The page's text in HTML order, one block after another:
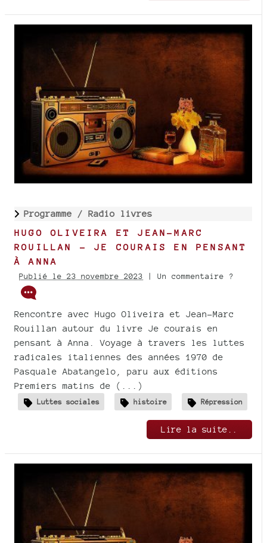
Programme / Radio livres
HUGO OLIVEIRA ET JEAN-MARC
ROUILLAN - JE COURAIS EN PENSANT
À ANNA
Publié le 23 novembre 2023 | Un commentaire ?
Rencontre avec Hugo Oliveira et Jean-Marc
Rouillan autour du livre Je courais en
pensant à Anna. Voyage à travers les luttes
radicales italiennes des années 1970 de
Pasquale Abatangelo, paru aux éditions
Premiers matins de (...)
Luttes sociales histoire Répression
Lire la suite..